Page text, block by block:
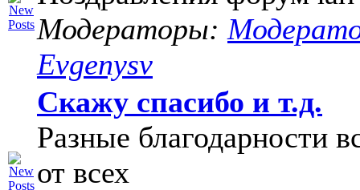
Модераторы:
Evgenysv
Скажу спасибо и т.д.
Разные благодарности
от всех